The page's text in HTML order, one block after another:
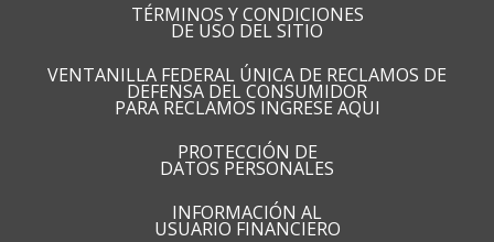
TÉRMINOS Y CONDICIONES
DE USO DEL SITIO
VENTANILLA FEDERAL ÚNICA DE RECLAMOS DE
DEFENSA DEL CONSUMIDOR
PARA RECLAMOS INGRESE AQUI
PROTECCIÓN DE
DATOS PERSONALES
INFORMACIÓN AL
USUARIO FINANCIERO